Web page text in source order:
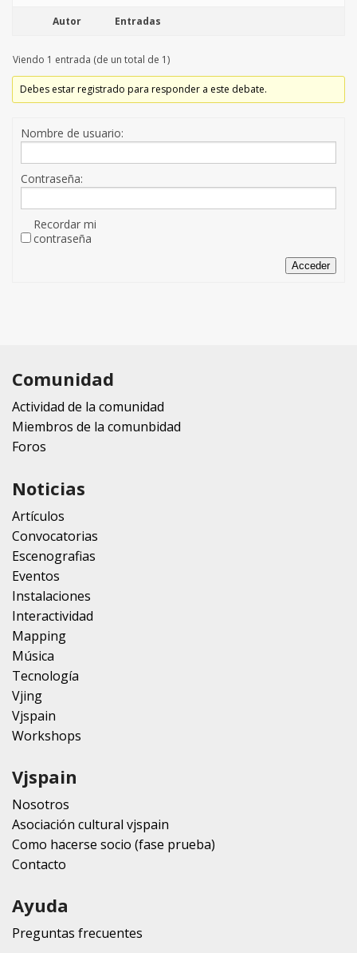
Autor Entradas
Viendo 1 entrada (de un total de 1)
Debes estar registrado para responder a este debate.
Nombre de usuario:
Contraseña:
Recordar mi
contraseña
Acceder
Comunidad
Actividad de la comunidad
Miembros de la comunbidad
Foros
Noticias
Artículos
Convocatorias
Escenografias
Eventos
Instalaciones
Interactividad
Mapping
Música
Tecnología
Vjing
Vjspain
Workshops
Vjspain
Nosotros
Asociación cultural vjspain
Como hacerse socio (fase prueba)
Contacto
Ayuda
Preguntas frecuentes